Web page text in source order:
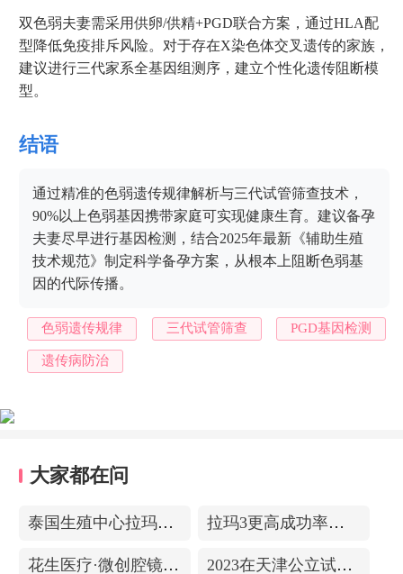
双色弱夫妻需采用供卵/供精+PGD联合方案，通过HLA配
型降低免疫排斥风险。对于存在X染色体交叉遗传的家族，
建议进行三代家系全基因组测序，建立个性化遗传阻断模
型。
结语
通过精准的色弱遗传规律解析与三代试管筛查技术，
90%以上色弱基因携带家庭可实现健康生育。建议备孕
夫妻尽早进行基因检测，结合2025年最新《辅助生殖
技术规范》制定科学备孕方案，从根本上阻断色弱基
因的代际传播。
色弱遗传规律 三代试管筛查 PGD基因检测
遗传病防治
大家都在问
泰国生殖中心拉玛3-更高成功率的保障-治愈系的医院环境 拉玛3更高成功率的保障——泰国超强实验室
花生医疗·微创腔镜中心 2023在天津公立试管医院排名，附带费用明细